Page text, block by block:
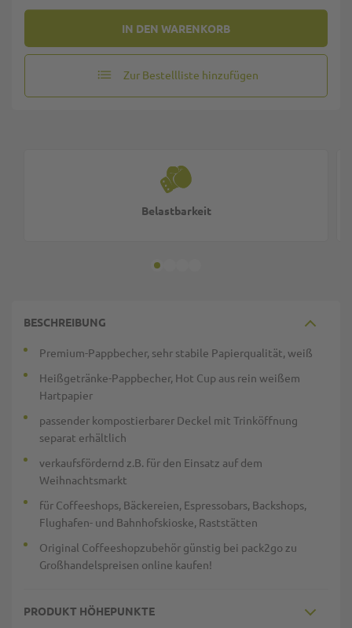
IN DEN WARENKORB
Zur Bestellliste hinzufügen
Belastbarkeit
BESCHREIBUNG
Premium-Pappbecher, sehr stabile Papierqualität, weiß
Heißgetränke-Pappbecher, Hot Cup aus rein weißem
Hartpapier
passender kompostierbarer Deckel mit Trinköffnung
separat erhältlich
verkaufsfördernd z.B. für den Einsatz auf dem
Weihnachtsmarkt
für Coffeeshops, Bäckereien, Espressobars, Backshops,
Flughafen- und Bahnhofskioske, Raststätten
Original Coffeeshopzubehör günstig bei pack2go zu
Großhandelspreisen online kaufen!
PRODUKT HÖHEPUNKTE